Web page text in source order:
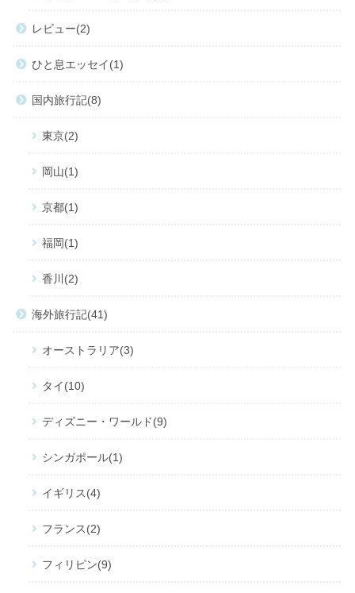
レビュー 2
ひと息エッセイ 1
国内旅行記 8
東京 2
岡山 1
京都 1
福岡 1
香川 2
海外旅行記 41
オーストラリア 3
タイ 10
ディズニー・ワールド 9
シンガポール 1
イギリス 4
フランス 2
フィリピン 9